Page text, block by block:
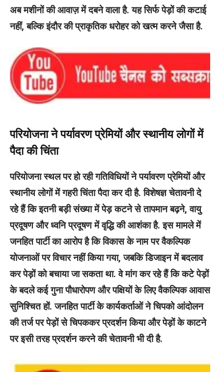
अब मशीनों की आवाज़ में दबने वाला है. यह सिर्फ पेड़ों की कटाई
नहीं, बल्कि इंदौर की प्राकृतिक धरोहर को खत्म करने जैसा है.
परियोजना ने पर्यावरण प्रेमियों और स्‍थानीय लोगों में
पैदा की चिंता
परियोजना स्थल पर हो रही गतिविधियों ने पर्यावरण प्रेमियों और
स्थानीय लोगों में गहरी चिंता पैदा कर दी है. विशेषज्ञ चेतावनी दे
रहे हैं कि इतनी बड़ी संख्या में पेड़ कटने से तापमान बढ़ने, वायु
प्रदूषण और ध्वनि प्रदूषण में वृद्धि की आशंका है. इस मामले में
जनहित पार्टी का आरोप है कि विकास के नाम पर वैकल्पिक
योजनाओं पर विचार नहीं किया गया, जबकि डिजाइन में बदलाव
कर पेड़ों को बचाया जा सकता था. वे मांग कर रहे हैं कि कटे पेड़ों
के बदले कई गुना पौधारोपण और पक्षियों के लिए वैकल्पिक आवास
सुनिश्चित हों. जनहित पार्टी के कार्यकर्ताओं ने चिपको आंदोलन
की तर्ज पर पेड़ों से चिपककर प्रदर्शन किया और पेड़ों के काटने
पर इसी तरह प्रदर्शन करने की चेतावनी भी दी है.